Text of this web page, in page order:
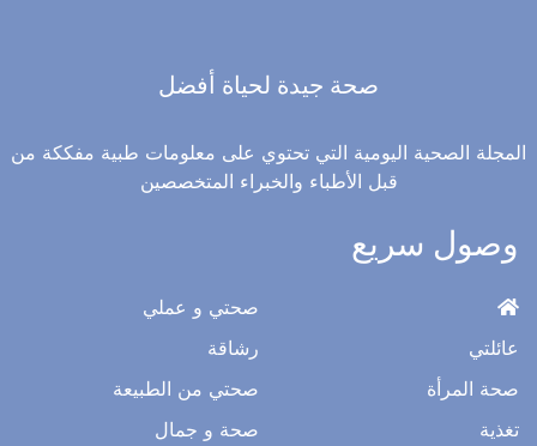
صحة جيدة لحياة أفضل
المجلة الصحية اليومية التي تحتوي على معلومات طبية مفككة من
قبل الأطباء والخبراء المتخصصين
وصول سريع
عائلتي
صحة المرأة
تغذية
صحتي و عملي
رشاقة
صحتي من الطبيعة
صحة و جمال